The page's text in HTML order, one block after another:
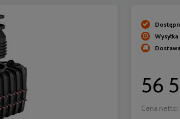
Wysyłka
56
Cena netto: